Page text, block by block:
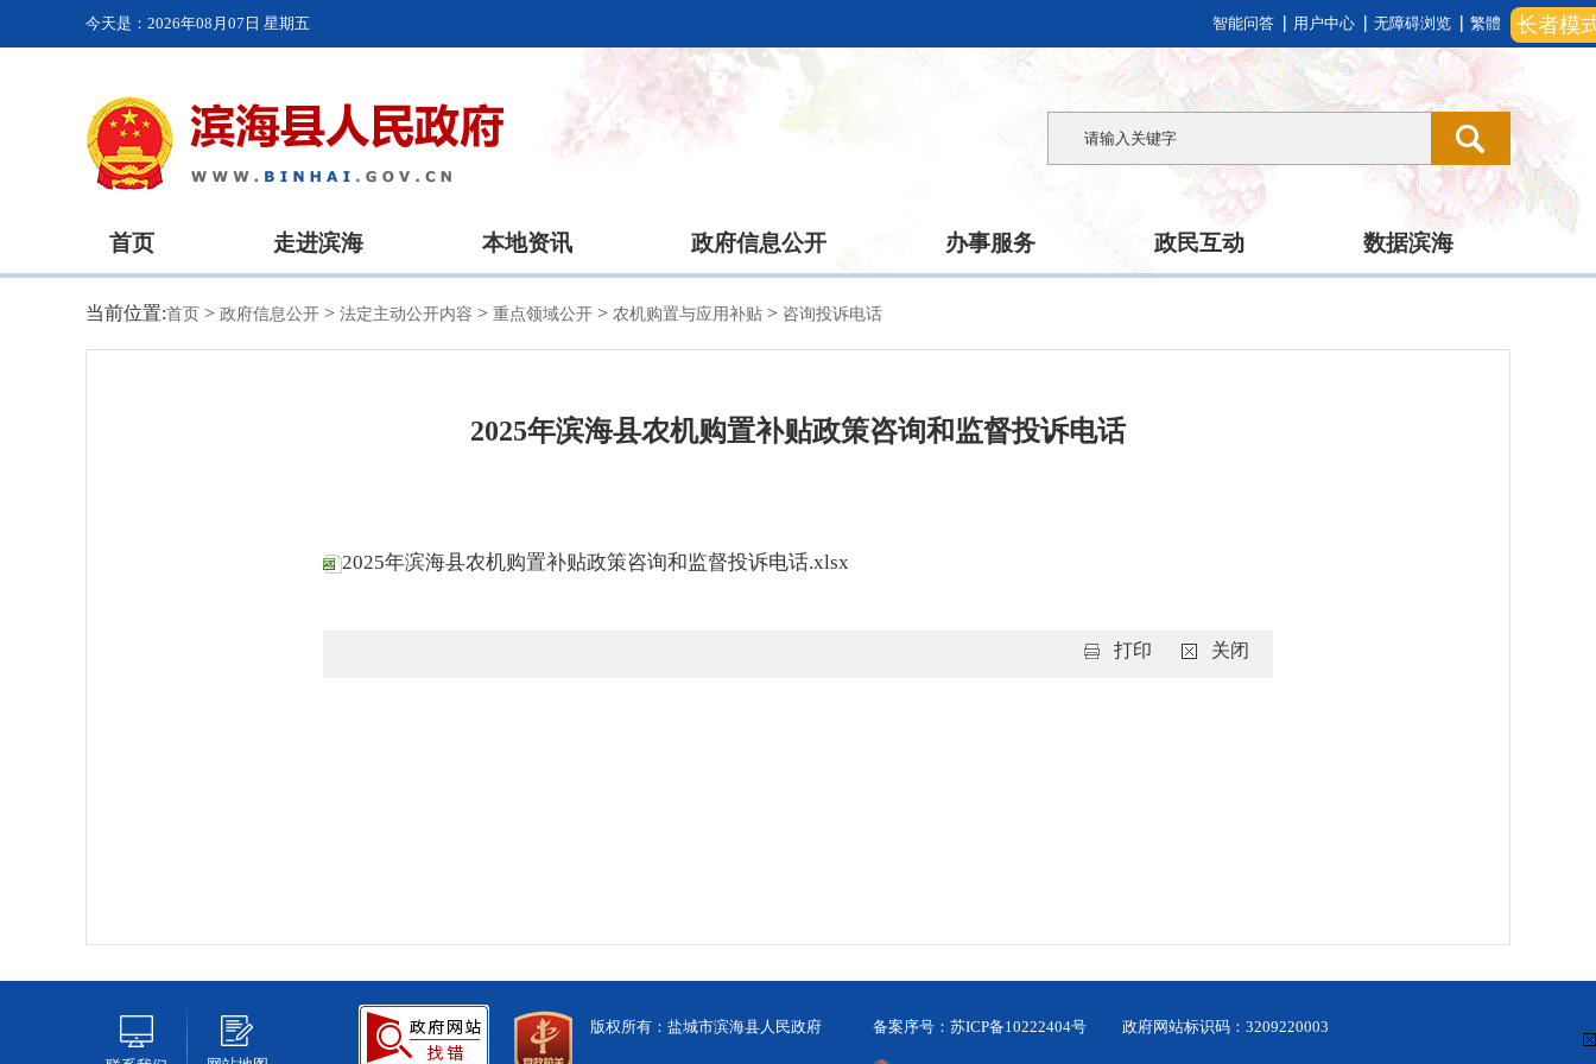
长者模
今天是： 2026年08月07日 星期五 智能问答 用户中心 无障碍浏览 繁體
首页 走进滨海 本地资讯 政府信息公开 办事服务 政民互动 数据滨海
当前位置:首页 > 政府信息公开 > 法定主动公开内容 > 重点领域公开 > 农机购置与应用补贴 > 咨询投诉电话
2025年滨海县农机购置补贴政策咨询和监督投诉电话
2025年滨海县农机购置补贴政策咨询和监督投诉电话.xlsx
打印 关闭
版权所有：盐城市滨海县人民政府 备案序号：苏ICP备10222404号 政府网站标识码：3209220003